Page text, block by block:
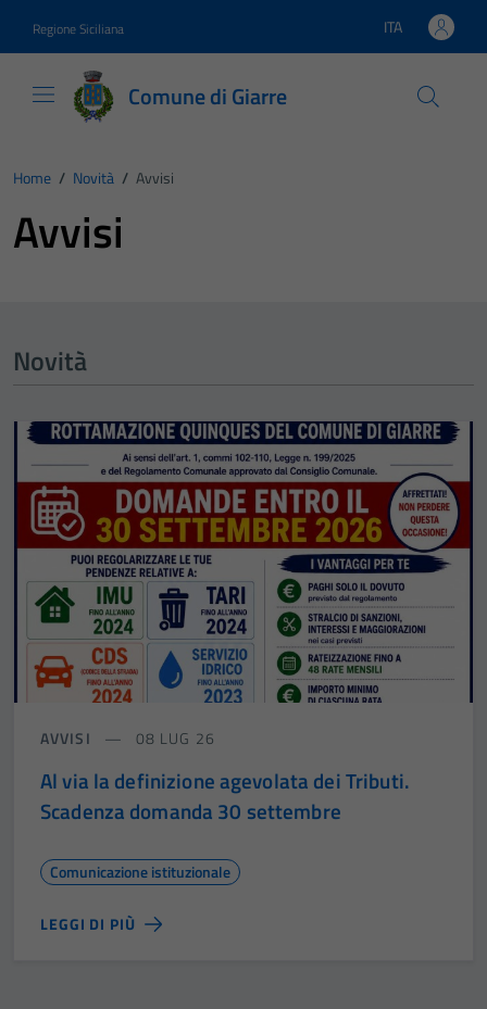
Regione Siciliana Lingua attiva:
ITA
Comune di Giarre
Home / Novità / Avvisi
Avvisi
Novità
AVVISI 08 LUG 26
Al via la definizione agevolata dei Tributi.
Scadenza domanda 30 settembre
Comunicazione istituzionale
LEGGI DI PIÙ